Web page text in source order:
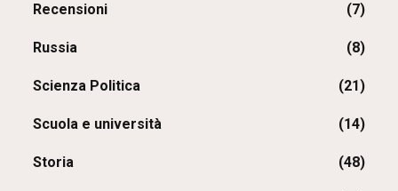
Recensioni (7)
Russia (8)
Scienza Politica (21)
Scuola e università (14)
Storia (48)